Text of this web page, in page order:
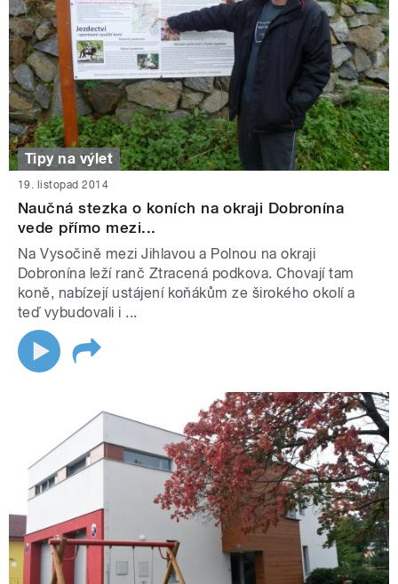
Tipy na výlet
19. listopad 2014
Naučná stezka o koních na okraji Dobronína
vede přímo mezi...
Na Vysočině mezi Jihlavou a Polnou na okraji
Dobronína leží ranč Ztracená podkova. Chovají tam
koně, nabízejí ustájení koňákům ze širokého okolí a
teď vybudovali i ...